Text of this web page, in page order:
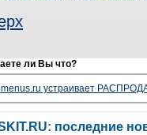
ли Вы что?
устраивает
последние